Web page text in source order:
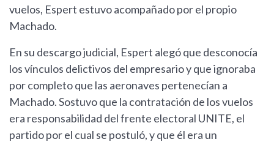
vuelos, Espert estuvo acompañado por el propio
Machado.
En su descargo judicial, Espert alegó que desconocía
los vínculos delictivos del empresario y que ignoraba
por completo que las aeronaves pertenecían a
Machado. Sostuvo que la contratación de los vuelos
era responsabilidad del frente electoral UNITE, el
partido por el cual se postuló, y que él era un